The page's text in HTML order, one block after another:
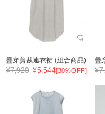
疊穿剪裁連衣裙 (組合商品)
¥7,920 ¥5,544[30%OFF]
疊